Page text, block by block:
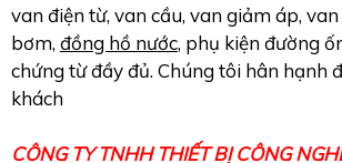
van điện từ, van cầu, van giảm áp,
bơm, đồng hồ nước, phụ kiện đường
chứng từ đầy đủ. Chúng tôi hân hạnh
khách
CÔNG TY TNHH THIẾT BỊ CÔNG